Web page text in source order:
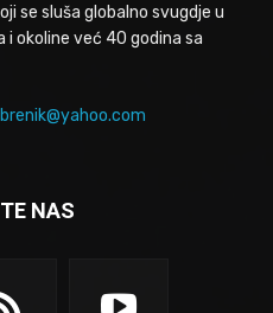
se sluša globalno svugdje u
okoline već 40 godina sa
NAS